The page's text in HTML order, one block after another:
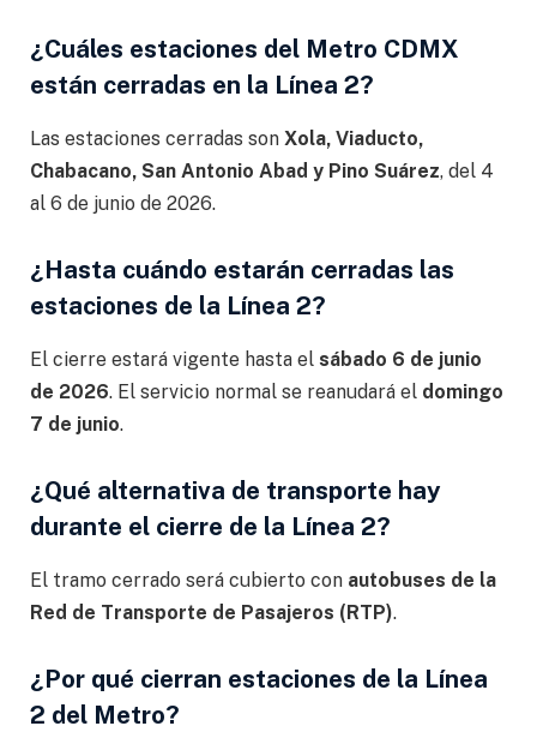
¿Cuáles estaciones del Metro CDMX
están cerradas en la Línea 2?
Las estaciones cerradas son Xola, Viaducto,
Chabacano, San Antonio Abad y Pino Suárez, del 4
al 6 de junio de 2026.
¿Hasta cuándo estarán cerradas las
estaciones de la Línea 2?
El cierre estará vigente hasta el sábado 6 de junio
de 2026. El servicio normal se reanudará el domingo
7 de junio.
¿Qué alternativa de transporte hay
durante el cierre de la Línea 2?
El tramo cerrado será cubierto con autobuses de la
Red de Transporte de Pasajeros (RTP).
¿Por qué cierran estaciones de la Línea
2 del Metro?